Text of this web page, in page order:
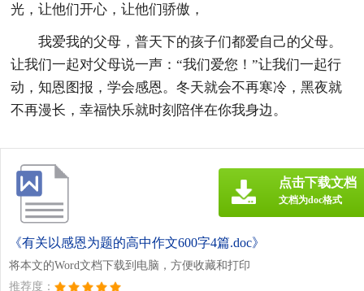
光，让他们开心，让他们骄傲，
我爱我的父母，普天下的孩子们都爱自己的父母。
让我们一起对父母说一声：“我们爱您！”让我们一起行
动，知恩图报，学会感恩。冬天就会不再寒冷，黑夜就
不再漫长，幸福快乐就时刻陪伴在你我身边。
《有关以感恩为题的高中作文600字4篇.doc》
将本文的Word文档下载到电脑，方便收藏和打印
推荐度：
点击下载文档
文档为doc格式